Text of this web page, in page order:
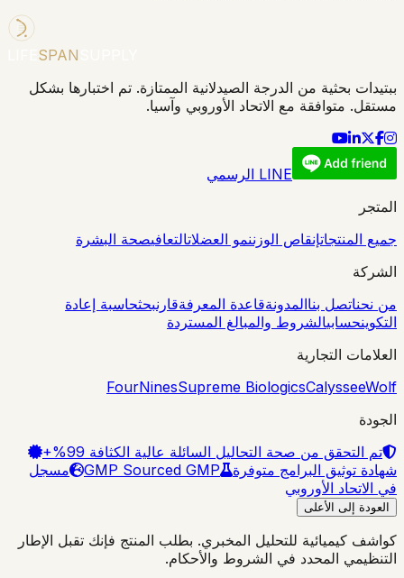
SPAN
ببتيدات بحثية من الدرجة الصيدلانية الممتازة. تم اختبارها بشكل
مستقل. متوافقة مع الاتحاد الأوروبي وآسيا.
LINE الرسمي
المتجر
جميع المنتجاتإنقاص الوزننمو العضلاتالتعافيصحة البشرة
الشركة
من نحناتصل بناالمدونةقاعدة المعرفةقارنبحثحاسبة إعادة
التكوينحسابيالشروط والمبالغ المستردة
العلامات التجارية
FourNinesSupreme BiologicsCalysseeWolf
الجودة
تم التحقق من صحة التحاليل السائلة عالية الكثافة 99%+
شهادة توثيق البرامج متوفرة
GMP Sourced GMP
مسجل
في الاتحاد الأوروبي
العودة إلى الأعلى
كواشف كيميائية للتحليل المخبري. بطلب المنتج فإنك تقبل الإطار
التنظيمي المحدد في الشروط والأحكام.